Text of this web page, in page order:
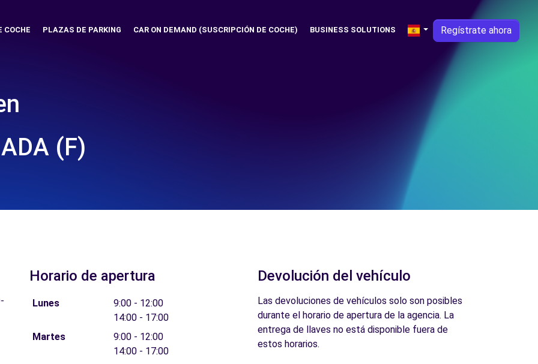
COCHE PLAZAS DE PARKING CAR ON DEMAND (SUSCRIPCIÓN DE COCHE) BUSINESS SOLUTIONS Regístrate ahora
(F)
Horario de apertura
Lunes
9:00 - 12:00
14:00 - 17:00
Martes
9:00 - 12:00
14:00 - 17:00
Devolución del vehículo
Las devoluciones de vehículos solo son posibles
durante el horario de apertura de la agencia. La
entrega de llaves no está disponible fuera de
estos horarios.